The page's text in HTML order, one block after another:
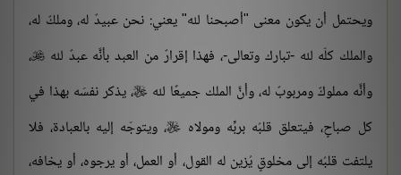
ويحتمل أن يكون معنى "أصبحنا لله" يعني: نحن عبيدٌ له، وملكٌ له،
والملك كلّه لله -تبارك وتعالى-، فهذا إقرارٌ من العبد بأنَّه عبدٌ لله ،
وأنَّه مملوكٌ ومربوبٌ له، وأنَّ الملك جميعًا لله ، يذكر نفسَه بهذا في
كل صباحٍ، فيتعلق قلبُه بربِّه ومولاه ، ويتوجّه إليه بالعبادة، فلا
يلتفت قلبُه إلى مخلوقٍ يُزين له القول، أو العمل، أو يرجوه، أو يخافه،